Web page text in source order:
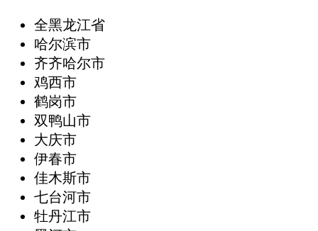
全黑龙江省
哈尔滨市
齐齐哈尔市
鸡西市
鹤岗市
双鸭山市
大庆市
伊春市
佳木斯市
七台河市
牡丹江市